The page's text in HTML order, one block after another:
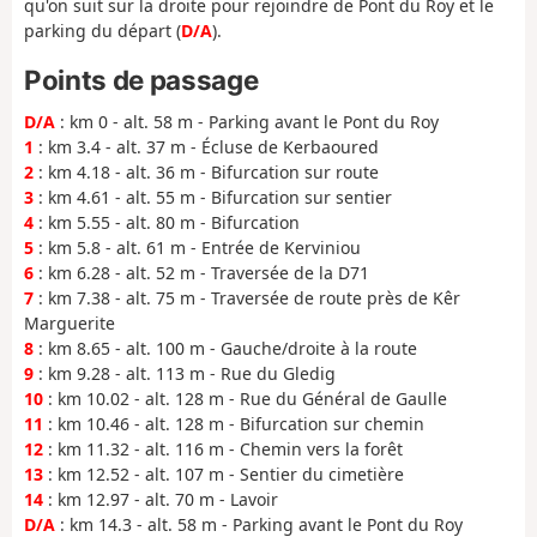
qu'on suit sur la droite pour rejoindre de Pont du Roy et le
parking du départ (D/A).
Points de passage
D/A : km 0 - alt. 58 m - Parking avant le Pont du Roy
1 : km 3.4 - alt. 37 m - Écluse de Kerbaoured
2 : km 4.18 - alt. 36 m - Bifurcation sur route
3 : km 4.61 - alt. 55 m - Bifurcation sur sentier
4 : km 5.55 - alt. 80 m - Bifurcation
5 : km 5.8 - alt. 61 m - Entrée de Kerviniou
6 : km 6.28 - alt. 52 m - Traversée de la D71
7 : km 7.38 - alt. 75 m - Traversée de route près de Kêr
Marguerite
8 : km 8.65 - alt. 100 m - Gauche/droite à la route
9 : km 9.28 - alt. 113 m - Rue du Gledig
10 : km 10.02 - alt. 128 m - Rue du Général de Gaulle
11 : km 10.46 - alt. 128 m - Bifurcation sur chemin
12 : km 11.32 - alt. 116 m - Chemin vers la forêt
13 : km 12.52 - alt. 107 m - Sentier du cimetière
14 : km 12.97 - alt. 70 m - Lavoir
D/A : km 14.3 - alt. 58 m - Parking avant le Pont du Roy